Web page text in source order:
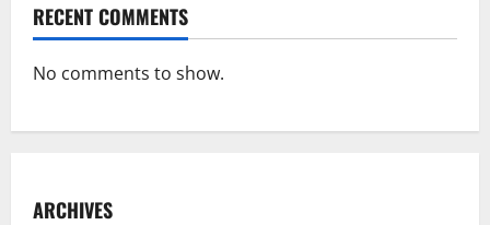
RECENT COMMENTS
No comments to show.
ARCHIVES